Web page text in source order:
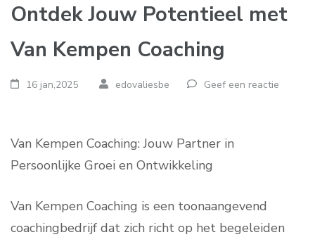
Ontdek Jouw Potentieel met
Van Kempen Coaching
16 jan,2025 edovaliesbe Geef een reactie
Van Kempen Coaching: Jouw Partner in
Persoonlijke Groei en Ontwikkeling
Van Kempen Coaching is een toonaangevend
coachingbedrijf dat zich richt op het begeleiden